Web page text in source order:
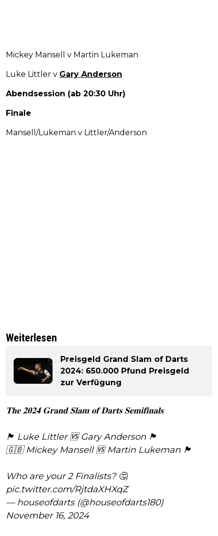
Mickey Mansell v Martin Lukeman
Luke Littler v Gary Anderson
Abendsession (ab 20:30 Uhr)
Finale
Mansell/Lukeman v Littler/Anderson
Weiterlesen
Preisgeld Grand Slam of Darts
2024: 650.000 Pfund Preisgeld
zur Verfügung
𝐓𝐡𝐞 𝟐𝟎𝟐𝟒 𝐆𝐫𝐚𝐧𝐝 𝐒𝐥𝐚𝐦 𝐨𝐟 𝐃𝐚𝐫𝐭𝐬 𝐒𝐞𝐦𝐢𝐟𝐢𝐧𝐚𝐥𝐬
🏴󠁧󠁢󠁥󠁮󠁧󠁿 Luke Littler 🆚 Gary Anderson 🏴󠁧󠁢󠁳󠁣󠁴󠁿
🇬🇧 Mickey Mansell 🆚 Martin Lukeman 🏴󠁧󠁢󠁥󠁮󠁧󠁿
Who are your 2 Finalists? 🤔
pic.twitter.com/RjtdaXHXqZ
— houseofdarts (@houseofdarts180)
November 16, 2024